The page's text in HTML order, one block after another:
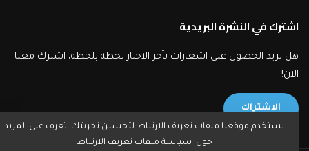
اشترك في النشرة البريدية
هل تريد الحصول على اشعارات بآخر الاخبار لحظة بلحظة، اشترك معنا
الآن!
الاشتراك
يستخدم موقعنا ملفات تعريف الارتباط لتحسين تجربتك. تعرف على المزيد
حول:سياسة ملفات تعريف الارتباط